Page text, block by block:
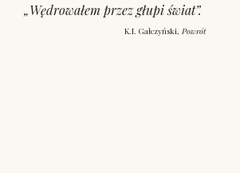
„Wędrowałem przez głupi świat”.
K.I. Gałczyński, Powrót